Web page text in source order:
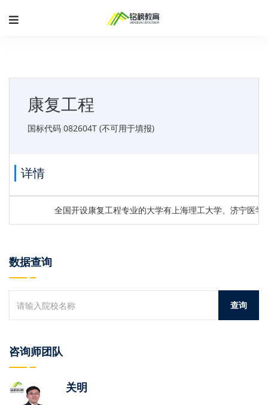
康复工程
国标代码 082604T (不可用于填报)
详情
全国开设康复工程专业的大学有上海理工大学、济宁医
数据查询
咨询师团队
关明